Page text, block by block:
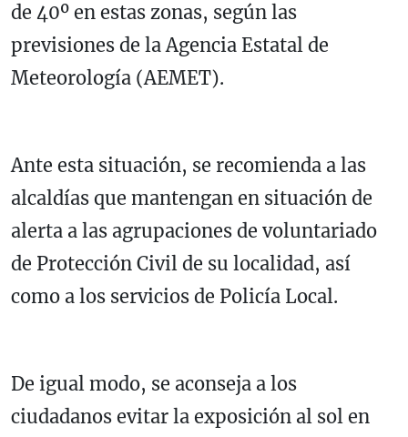
de 40º en estas zonas, según las
previsiones de la Agencia Estatal de
Meteorología (AEMET).
Ante esta situación, se recomienda a las
alcaldías que mantengan en situación de
alerta a las agrupaciones de voluntariado
de Protección Civil de su localidad, así
como a los servicios de Policía Local.
De igual modo, se aconseja a los
ciudadanos evitar la exposición al sol en